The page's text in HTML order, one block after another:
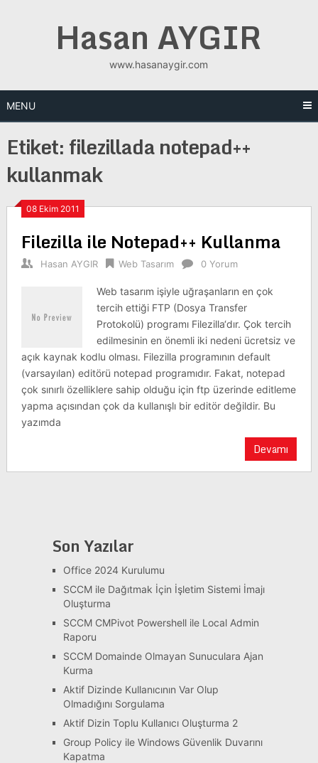
Hasan AYGIR
www.hasanaygir.com
MENU
Etiket:filezillada notepad++
kullanmak
08 Ekim 2011
Filezilla ile Notepad++ Kullanma
Hasan AYGIR Web Tasarım 0 Yorum
Web tasarım işiyle uğraşanların en çok
tercih ettiği FTP (Dosya Transfer
Protokolü) programı Filezilla‘dır. Çok tercih
edilmesinin en önemli iki nedeni ücretsiz ve
açık kaynak kodlu olması. Filezilla programının default
(varsayılan) editörü notepad programıdır. Fakat, notepad
çok sınırlı özelliklere sahip olduğu için ftp üzerinde editleme
yapma açısından çok da kullanışlı bir editör değildir. Bu
yazımda
Devamı
Son Yazılar
Office 2024 Kurulumu
SCCM ile Dağıtmak İçin İşletim Sistemi İmajı
Oluşturma
SCCM CMPivot Powershell ile Local Admin
Raporu
SCCM Domainde Olmayan Sunuculara Ajan
Kurma
Aktif Dizinde Kullanıcının Var Olup
Olmadığını Sorgulama
Aktif Dizin Toplu Kullanıcı Oluşturma 2
Group Policy ile Windows Güvenlik Duvarını
Kapatma